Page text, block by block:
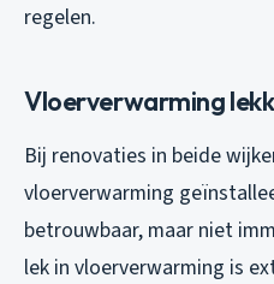
regelen.
Vloerverwarming
Bij renovaties in beide
vloerverwarming
betrouwbaar, maar niet
lek in vloerverwarming is